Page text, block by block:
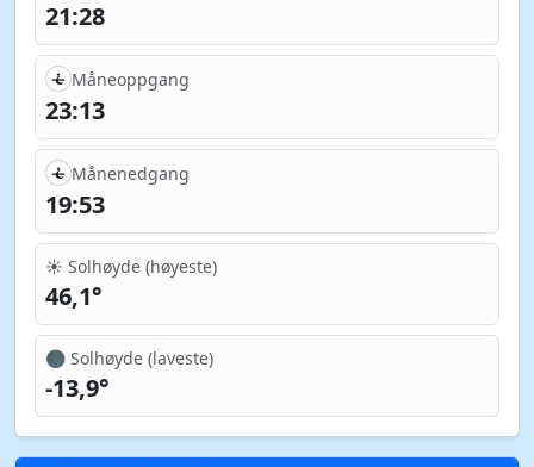
21:28
Måneoppgang
23:13
Månenedgang
19:53
☀️ Solhøyde (høyeste)
46,1°
🌑 Solhøyde (laveste)
-13,9°